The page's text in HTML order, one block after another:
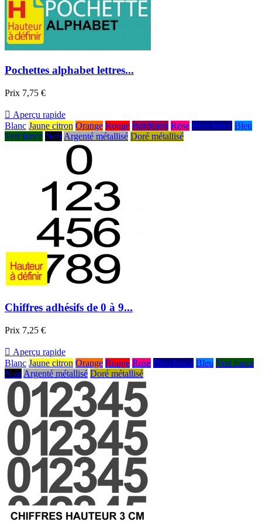
Pochettes alphabet lettres...
Prix 7,75 €
 Aperçu rapide
Blanc Jaune citron Orange Rouge Bordeaux Rose Bleu foncé Bleu
Vert fonce Noir Argenté métallisé Doré métallisé
Chiffres adhésifs de 0 à 9...
Prix 7,25 €
 Aperçu rapide
Blanc Jaune citron Orange Rouge Rose Bleu foncé Bleu Vert fonce
Noir Argenté métallisé Doré métallisé